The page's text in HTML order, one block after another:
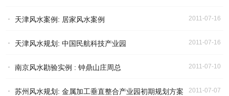
天津风水案例: 居家风水案例 2011-07-16
天津风水规划: 中国民航科技产业园 2011-07-16
南京风水勘验实例 : 钟鼎山庄周总 2011-07-10
苏州风水规划: 金属加工垂直整合产业园初期规划方案 2011-07-07